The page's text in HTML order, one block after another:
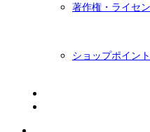
著作権・ライセ
ショップポイント